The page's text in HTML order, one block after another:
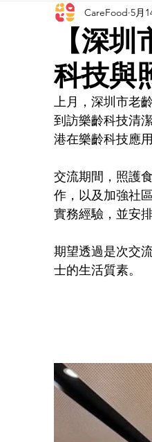
【深
科技與
CareFood 5月
上月，深圳市老
到訪樂齡科技清
港在樂齡科技應
交流期間，照護
作，以及加強社
實務經驗，並安
期望透過是次交
士的生活質素。